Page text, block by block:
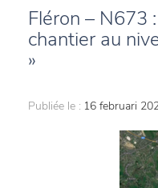
Fléron – N673
chantier au
»
Publiée le : 16 februari